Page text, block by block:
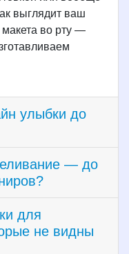
выглядит ваш
во рту —
улыбки до
— до
для
не видны